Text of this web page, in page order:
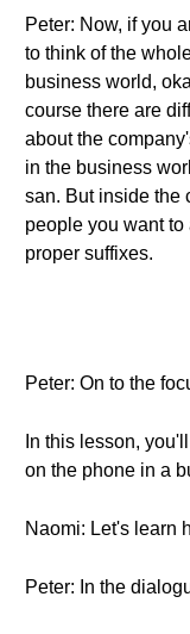
Peter: Now, if you
to think of the
business world,
course there are
about the
in the business
san. But inside the
people you want
proper suffixes.
Peter: On to the
In this lesson,
on the phone in a
Naomi: Let's learn
Peter: In the